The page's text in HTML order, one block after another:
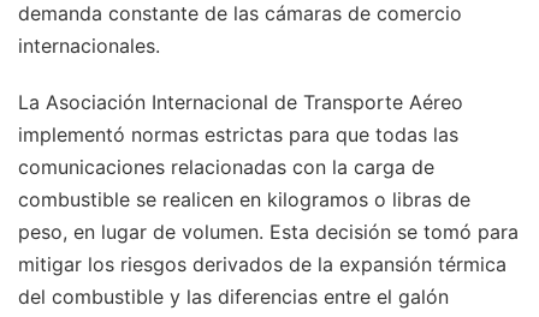
demanda constante de las cámaras de comercio
internacionales.
La Asociación Internacional de Transporte Aéreo
implementó normas estrictas para que todas las
comunicaciones relacionadas con la carga de
combustible se realicen en kilogramos o libras de
peso, en lugar de volumen. Esta decisión se tomó para
mitigar los riesgos derivados de la expansión térmica
del combustible y las diferencias entre el galón